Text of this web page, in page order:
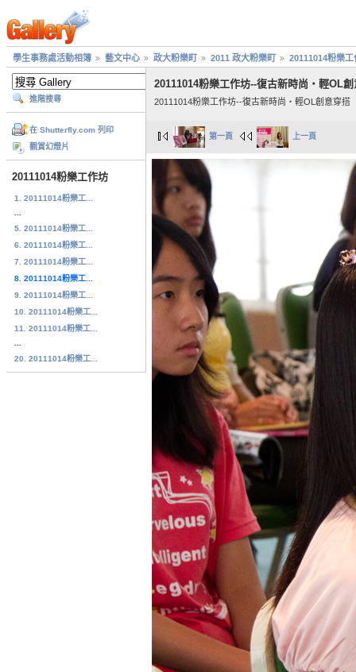
學生事務處活動相簿 藝文中心 政大粉樂町 2011 政大粉樂町 20111014粉樂工
進階搜尋
在 Shutterfly.com 列印
觀賞幻燈片
20111014粉樂工作坊
1. 20111014粉樂工...
5. 20111014粉樂工...
6. 20111014粉樂工...
7. 20111014粉樂工...
8. 20111014粉樂工...
9. 20111014粉樂工...
10. 20111014粉樂工...
11. 20111014粉樂工...
20. 20111014粉樂工...
20111014粉樂工作坊--復古新時尚‧輕OL創
20111014粉樂工作坊--復古新時尚‧輕OL創意穿搭
第一頁 上一頁